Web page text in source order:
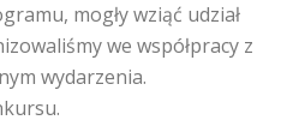
mogły wziąć udział
we współpracy z
wydarzenia.